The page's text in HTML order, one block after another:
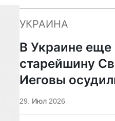
УКРАИНА
В Украине еще
старейшину
Иеговы
мобилизации
29. Июл 2026